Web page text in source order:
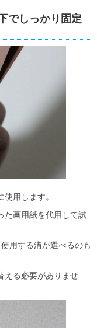
でしっかり固定
用します。
た画用紙を代用して試
用する溝が選べるのも
える必要がありませ